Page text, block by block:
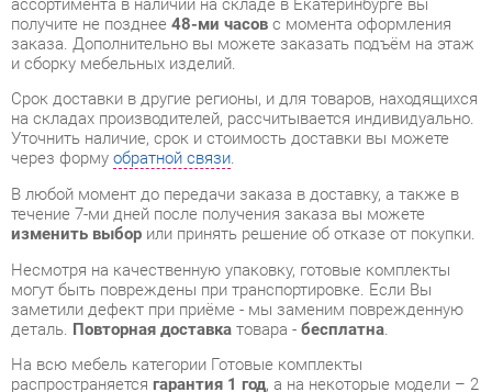
на складах производителей, рассчитывается индивидуально.
Уточнить наличие, срок и стоимость доставки вы можете
через формуобратной связи.
В любой момент до передачи заказа в доставку, а также в
течение 7-ми дней после получения заказа вы можете
изменить выборили принять решение об отказе от покупки.
Несмотря на качественную упаковку, готовые комплекты
заметили дефект при приёме - мы заменим поврежденную
деталь.Повторная доставкатовара -бесплатна.
распространяетсягарантия 1 год, а на некоторые модели – 2
года с момента приобретения.
Кухонный гарнитур угловой ширина 162х240 см Витра
Бьянка 41 - это качественное изделие производства
соответствующее современному государственному
стандарту.